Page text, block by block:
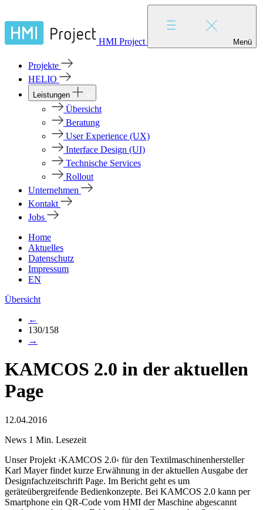
HMI Project Menü
Projekte
HELIO
Leistungen
Übersicht
Beratung
User Experience (UX)
Interface Design (UI)
Technische Services
Rollout
Unternehmen
Kontakt
Jobs
Home
Aktuelles
Datenschutz
Impressum
EN
Übersicht
←
130/158
→
KAMCOS 2.0 in der aktuellen
Page
12.04.2016
News 1 Min. Lesezeit
Unser Projekt ›KAMCOS 2.0‹ für den Textilmaschinenhersteller
Karl Mayer findet kurze Erwähnung in der aktuellen Ausgabe der
Designfachzeitschrift Page. Im Bericht geht es um
geräteübergreifende Bedienkonzepte. Bei KAMCOS 2.0 kann per
Smartphone ein QR-Code vom HMI der Maschine abgescannt